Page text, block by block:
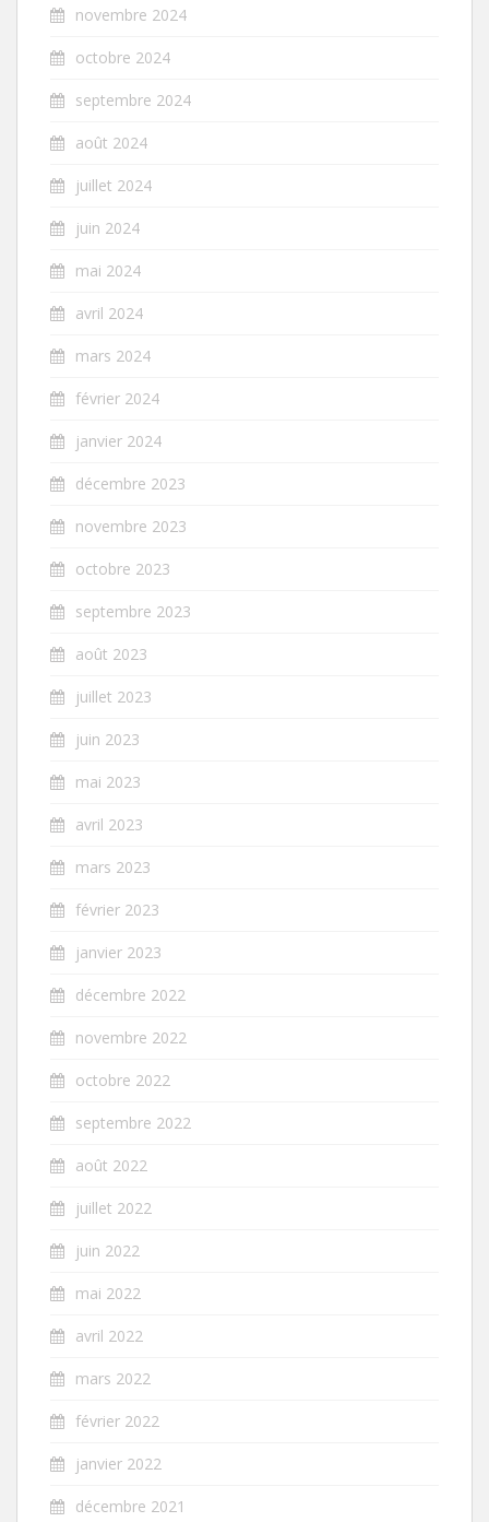
novembre 2024
octobre 2024
septembre 2024
août 2024
juillet 2024
juin 2024
mai 2024
avril 2024
mars 2024
février 2024
janvier 2024
décembre 2023
novembre 2023
octobre 2023
septembre 2023
août 2023
juillet 2023
juin 2023
mai 2023
avril 2023
mars 2023
février 2023
janvier 2023
décembre 2022
novembre 2022
octobre 2022
septembre 2022
août 2022
juillet 2022
juin 2022
mai 2022
avril 2022
mars 2022
février 2022
janvier 2022
décembre 2021